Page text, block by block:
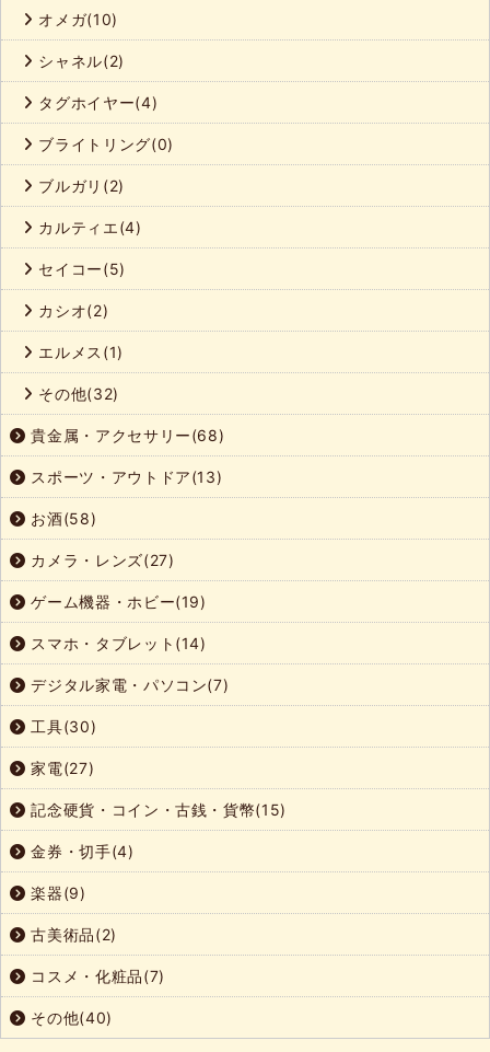
オメガ(10)
シャネル(2)
タグホイヤー(4)
ブライトリング(0)
ブルガリ(2)
カルティエ(4)
セイコー(5)
カシオ(2)
エルメス(1)
その他(32)
貴金属・アクセサリー(68)
スポーツ・アウトドア(13)
お酒(58)
カメラ・レンズ(27)
ゲーム機器・ホビー(19)
スマホ・タブレット(14)
デジタル家電・パソコン(7)
工具(30)
家電(27)
記念硬貨・コイン・古銭・貨幣(15)
金券・切手(4)
楽器(9)
古美術品(2)
コスメ・化粧品(7)
その他(40)